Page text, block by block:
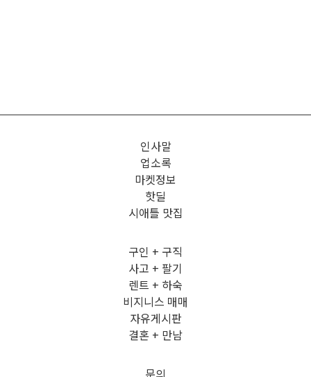
인사말
업소록
마켓정보
핫딜
시애틀 맛집
구인 + 구직
사고 + 팔기
렌트 + 하숙
비지니스 매매
자유게시판
결혼 + 만남